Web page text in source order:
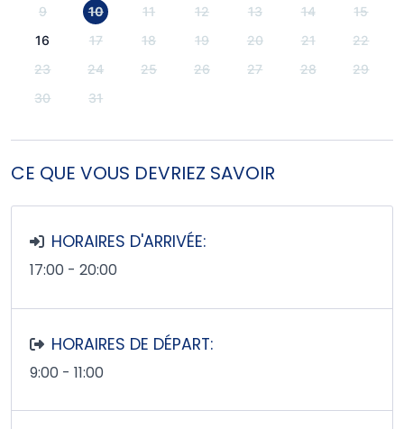
9 10 11 12 13 14
15
16
17 18 19 20 21
22
23
24 25 26 27 28
29
30
31
CE QUE VOUS DEVRIEZ SAVOIR
HORAIRES D'ARRIVÉE:
17:00 - 20:00
HORAIRES DE DÉPART:
9:00 - 11:00